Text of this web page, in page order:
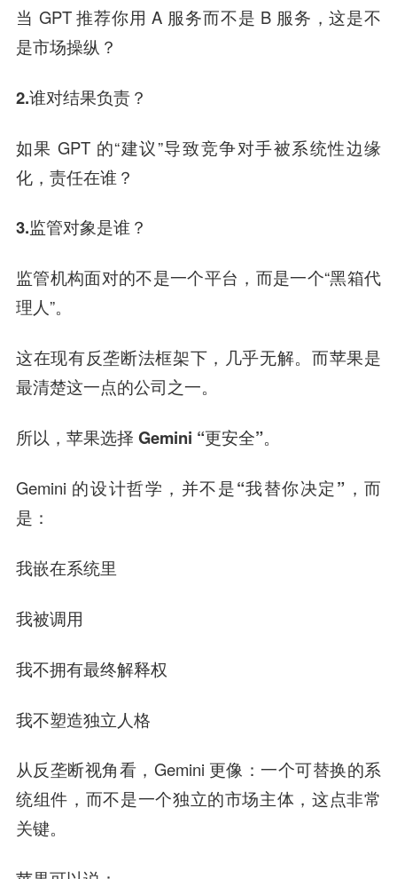
当 GPT 推荐你用 A 服务而不是 B 服务，这是不
是市场操纵？
2.谁对结果负责？
如果 GPT 的“建议”导致竞争对手被系统性边缘
化，责任在谁？
3.监管对象是谁？
监管机构面对的不是一个平台，而是一个“黑箱代
理人”。
这在现有反垄断法框架下， 几乎无解。而苹果是
最清楚这一点的公司之一。
所以，苹果选择 Gemini “更安全”。
Gemini 的设计哲学， 并不是“我替你决定”，而
是：
我嵌在系统里
我被调用
我不拥有最终解释权
我不塑造独立人格
从反垄断视角看，Gemini 更像：一个可替换的系
统组件，而不是一个独立的市场主体 ，这点非常
关键。